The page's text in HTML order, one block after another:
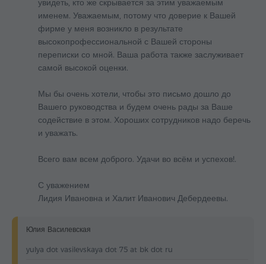
увидеть, кто же скрывается за этим уважаемым
именем. Уважаемым, потому что доверие к Вашей
фирме у меня возникло в результате
высокопрофессиональной с Вашей стороны
переписки со мной. Ваша работа также заслуживает
самой высокой оценки.
Мы бы очень хотели, чтобы это письмо дошло до
Вашего руководства и будем очень рады за Ваше
содействие в этом. Хороших сотрудников надо беречь
и уважать.
Всего вам всем доброго. Удачи во всём и успехов!.
С уважением
Лидия Ивановна и Халит Иванович Дебердеевы.
Юлия Василевская
yulya dot vasilevskaya dot 75 at bk dot ru